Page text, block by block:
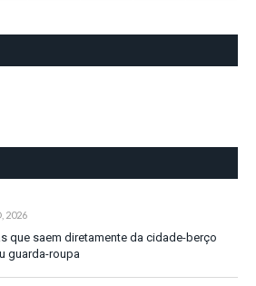
2026
que saem diretamente da cidade-berço
guarda-roupa